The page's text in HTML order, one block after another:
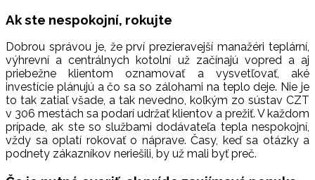
Ak ste nespokojní, rokujte
Dobrou správou je, že prví prezieravejší manažéri teplární,
výhrevní a centrálnych kotolní už začínajú vopred a aj
priebežne klientom oznamovať a vysvetľovať, aké
investície plánujú a čo sa so zálohami na teplo deje. Nie je
to tak zatiaľ všade, a tak nevedno, koľkým zo sústav CZT
v 306 mestách sa podarí udržať klientov a prežiť. V každom
prípade, ak ste so službami dodávateľa tepla nespokojní,
vždy sa oplatí rokovať o náprave. Časy, keď sa otázky a
podnety zákazníkov neriešili, by už mali byť preč.